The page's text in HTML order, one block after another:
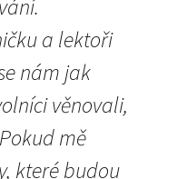
a lektoři
nám jak
věnovali,
mě
které budou